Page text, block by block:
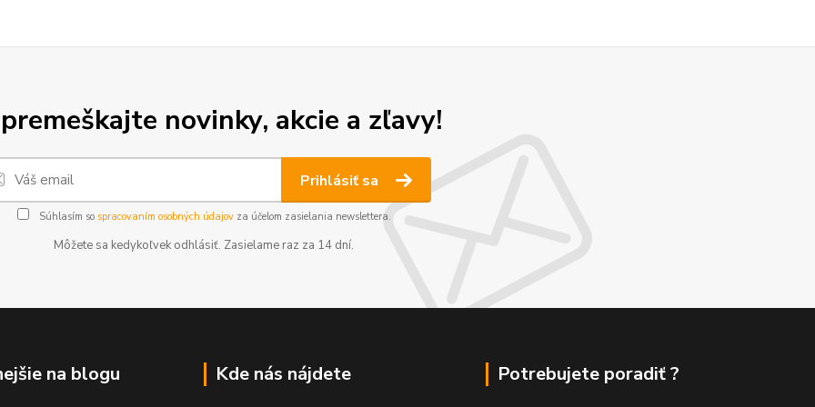
novinky, akcie a zľavy!
Prihlásiť sa
Súhlasím so spracovaním osobných údajovza účelom zasielania newslettera.
Môžete sa kedykoľvek odhlásiť. Zasielame raz za 14 dní.
na blogu Kde nás nájdete Potrebujete poradiť ?